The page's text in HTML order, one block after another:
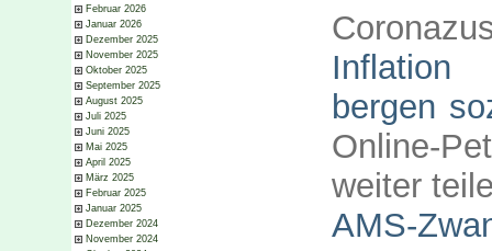
Februar 2026
Januar 2026
Dezember 2025
November 2025
Oktober 2025
September 2025
August 2025
Juli 2025
Juni 2025
Mai 2025
April 2025
März 2025
Februar 2025
Januar 2025
Dezember 2024
November 2024
Inflation
bergen
Online-
weiter
AMS-